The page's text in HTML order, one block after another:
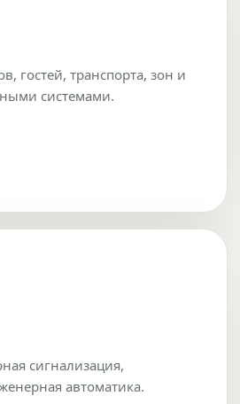
гостей, транспорта, зон и
системами.
сигнализация,
автоматика.